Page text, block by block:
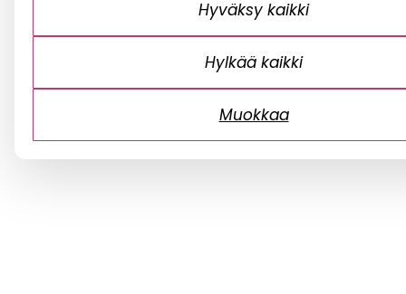
Hyväksy kaikki
Hylkää kaikki
Muokkaa